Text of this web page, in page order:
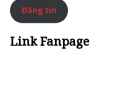
Đăng tin
Link Fanpage